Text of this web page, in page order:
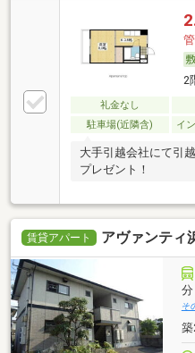
2
礼金なし
駐車場(近隣含)
イ
大手引越会社にて引
プレゼント！
賃貸アパート アヴァンティ
分
そ